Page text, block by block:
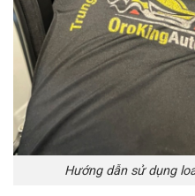
Hướng dẫn sử dụng